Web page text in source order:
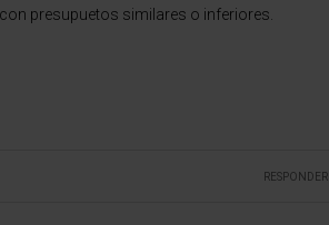
presupuetos similares o inferiores.
RESPONDER